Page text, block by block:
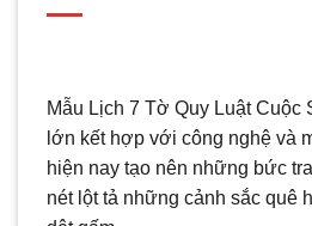
Mẫu Lịch 7 Tờ Quy Luật Cuộc
lớn kết hợp với công nghệ và
hiện nay tạo nên những bức
nét lột tả những cảnh sắc quê